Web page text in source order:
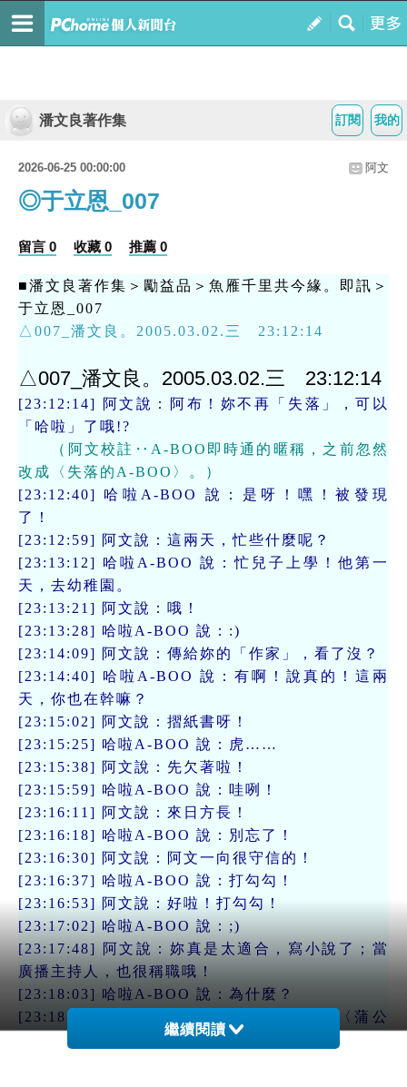
我的
訂閱
潘文良著作集
2026-06-25 00:00:00 阿文
◎于立恩_007
留言 0 收藏 0 推薦 0
■潘文良著作集＞勵益品＞魚雁千里共今緣。即訊＞
于立恩_007
△007_潘文良。2005.03.02.三 23:12:14
△007_潘文良。2005.03.02.三 23:12:14
[23:12:14] 阿文說：阿布！妳不再「失落」，可以
「哈啦」了哦!?
（阿文校註‥A-BOO即時通的暱稱，之前忽然
改成〈失落的A-BOO〉。）
[23:12:40] 哈啦A-BOO 說：是呀！嘿！被發現
了！
[23:12:59] 阿文說：這兩天，忙些什麼呢？
[23:13:12] 哈啦A-BOO 說：忙兒子上學！他第一
天，去幼稚園。
[23:13:21] 阿文說：哦！
[23:13:28] 哈啦A-BOO 說：:)
[23:14:09] 阿文說：傳給妳的「作家」，看了沒？
[23:14:40] 哈啦A-BOO 說：有啊！說真的！這兩
天，你也在幹嘛？
[23:15:02] 阿文說：摺紙書呀！
[23:15:25] 哈啦A-BOO 說：虎……
[23:15:38] 阿文說：先欠著啦！
[23:15:59] 哈啦A-BOO 說：哇咧！
[23:16:11] 阿文說：來日方長！
[23:16:18] 哈啦A-BOO 說：別忘了！
[23:16:30] 阿文說：阿文一向很守信的！
[23:16:37] 哈啦A-BOO 說：打勾勾！
[23:16:53] 阿文說：好啦！打勾勾！
[23:17:02] 哈啦A-BOO 說：;)
[23:17:48] 阿文說：妳真是太適合，寫小說了；當
廣播主持人，也很稱職哦！
[23:18:03] 哈啦A-BOO 說：為什麼？
[23:18:37] 阿文說：妳傳來的小說呀！ 〈蒲公
繼續閱讀